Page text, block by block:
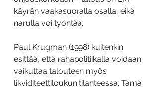
käyrän vaakasuoralla osalla, eikä
narulla voi työntää.
Paul Krugman (1998) kuitenkin
esittää, että rahapolitiikalla voidaan
vaikuttaa talouteen myös
likviditeettiloukun tilanteessa. Tämä